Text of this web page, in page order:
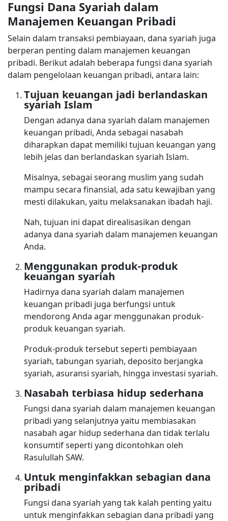
Fungsi Dana Syariah dalam
Manajemen Keuangan Pribadi
Selain dalam transaksi pembiayaan, dana syariah juga
berperan penting dalam manajemen keuangan
pribadi. Berikut adalah beberapa fungsi dana syariah
dalam pengelolaan keuangan pribadi, antara lain:
Tujuan keuangan jadi berlandaskan
syariah Islam
Dengan adanya dana syariah dalam manajemen
keuangan pribadi, Anda sebagai nasabah
diharapkan dapat memiliki tujuan keuangan yang
lebih jelas dan berlandaskan syariah Islam.
Misalnya, sebagai seorang muslim yang sudah
mampu secara finansial, ada satu kewajiban yang
mesti dilakukan, yaitu melaksanakan ibadah haji.
Nah, tujuan ini dapat direalisasikan dengan
adanya dana syariah dalam manajemen keuangan
Anda.
Menggunakan produk-produk
keuangan syariah
Hadirnya dana syariah dalam manajemen
keuangan pribadi juga berfungsi untuk
mendorong Anda agar menggunakan produk-
produk keuangan syariah.
Produk-produk tersebut seperti pembiayaan
syariah, tabungan syariah, deposito berjangka
syariah, asuransi syariah, hingga investasi syariah.
Nasabah terbiasa hidup sederhana
Fungsi dana syariah dalam manajemen keuangan
pribadi yang selanjutnya yaitu membiasakan
nasabah agar hidup sederhana dan tidak terlalu
konsumtif seperti yang dicontohkan oleh
Rasulullah SAW.
Untuk menginfakkan sebagian dana
pribadi
Fungsi dana syariah yang tak kalah penting yaitu
untuk menginfakkan sebagian dana pribadi yang